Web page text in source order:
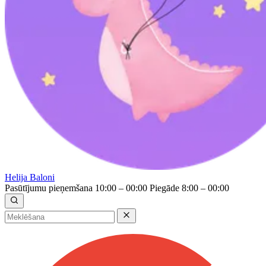
Helija Baloni
Pasūtījumu pieņemšana 10:00 – 00:00 Piegāde 8:00 – 00:00